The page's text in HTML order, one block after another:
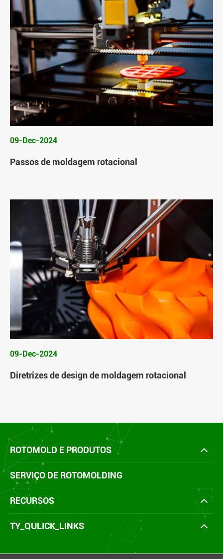
09-Dec-2024
Passos de moldagem rotacional
09-Dec-2024
Diretrizes de design de moldagem rotacional
ROTOMOLD E PRODUTOS
SERVIÇO DE ROTOMOLDING
RECURSOS
TY_QULICK_LINKS